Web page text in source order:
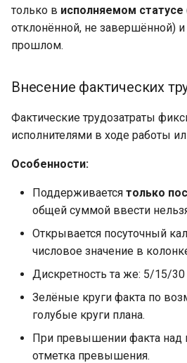
только в исполняемом статусе
отклонённой, не завершённой)
прошлом.
Внесение фактических
Фактические трудозатраты
исполнителями в ходе работы
Особенности:
Поддерживается только
общей суммой ввести
Открывается посуточный
числовое значение в
Дискретность та же: 5/15/30
Зелёные круги факта по
голубые круги плана.
При превышении факта над
отметка превышения.